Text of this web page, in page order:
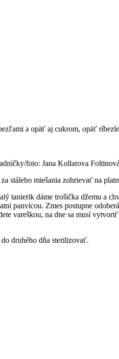
a opäť aj cukrom, opäť
foto: Jana Kollarova Foltinová
stáleho miešania zohrievať na
tanierik dáme trošička džemu a
panvicou. Zmes postupne
vareškou, na dne sa musí
druhého dňa sterilizovať.